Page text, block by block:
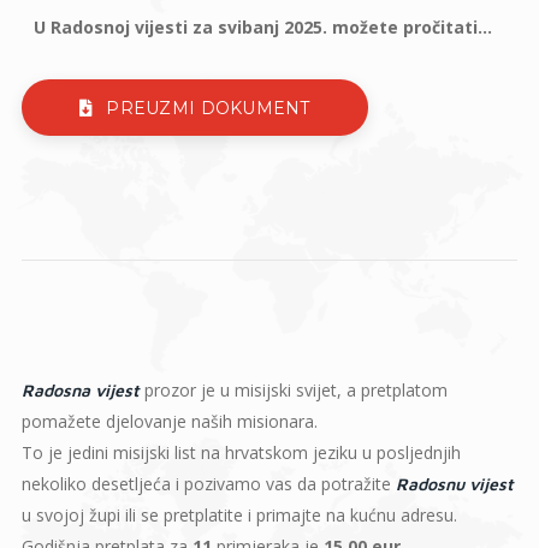
U Radosnoj vijesti za svibanj 2025. možete pročitati...
PREUZMI DOKUMENT
Radosna vijestprozor je u misijski svijet, a pretplatom
pomažete djelovanje naših misionara.
To je jedini misijski list na hrvatskom jeziku u posljednjih
nekoliko desetljeća i pozivamo vas da potražite Radosnu vijest
u svojoj župi ili se pretplatite i primajte na kućnu adresu.